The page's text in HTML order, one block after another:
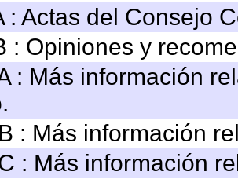
: Actas del Consejo
: Opiniones y
: Más información
: Más información
: Más información